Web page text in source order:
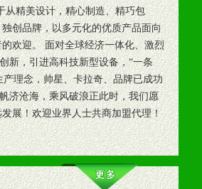
从精美设计，精心制造、精巧包
创品牌，以多元化的优质产品面向
欢迎。 面对全球经济一体化、激烈
新，引进高科技新型设备，“一条
理念，帅星、卡拉奇、品牌已成功
济沧海，乘风破浪正此时，我们愿
展！欢迎业界人士共商加盟代理！